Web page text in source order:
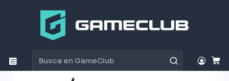
Productos
Teclado Gamer HyperX Alloy Origins 65% switch Aqua